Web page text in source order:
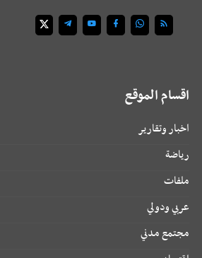
اقسام الموقع
اخبار وتقارير
رياضة
ملفات
عربي ودولي
مجتمع مدني